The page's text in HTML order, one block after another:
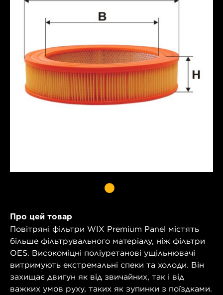
Про цей товар
Повітряні фільтри WIX Premium Panel містять
більше фільтрувального матеріалу, ніж фільтри
OES. Високоміцні поліуретанові ущільнювачі
витримують екстремальні спеки та холоди. Він
захищає двигун як від звичайних, так і від
важких умов руху, таких як зупинки з поїздками.